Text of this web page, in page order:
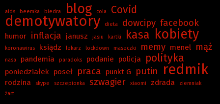
aids beemka biedra blog cola Covid
demotywatory dieta dowcipy facebook
humor inflacja janusz jasiu kartki kasa kobiety
koronawirus ksiądz lekarz lockdown maseczki memy menel mąż
nasa pandemia paradoks podanie policja polityka
poniedziałek poseł praca punkt G putin redmik
rodzina skype szczepionka szwagier xiaomi zdrada
ziemniak
żart